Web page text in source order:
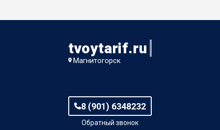
tvoytarif.ru
Магнитогорск
8 (901) 6348232
Обратный звонок